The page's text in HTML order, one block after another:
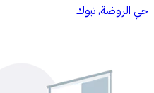
حي الروضة, تبوك